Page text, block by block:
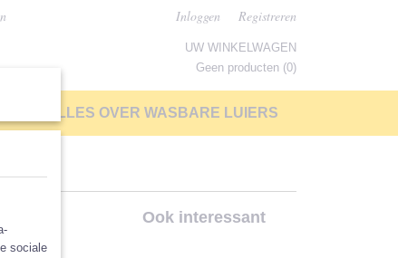
Inloggen Registreren
UW WINKELWAGEN
Geen producten (0)
ALLES OVER WASBARE LUIERS
Ook interessant
sociale